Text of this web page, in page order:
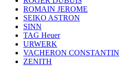
ROMAIN JEROME
SEIKO ASTRON
SINN
TAG Heuer
URWERK
VACHERON CONSTANTIN
ZENITH